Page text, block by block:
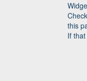
this
If